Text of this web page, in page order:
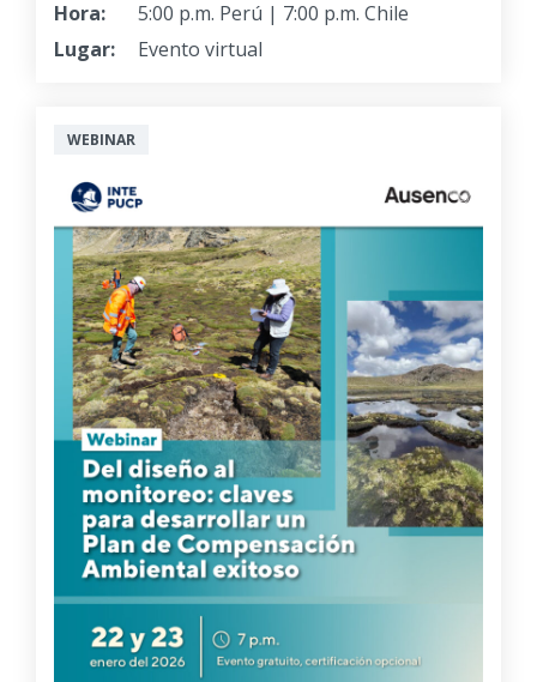
Hora:
5:00 p.m. Perú | 7:00 p.m. Chile
Lugar:
Evento virtual
WEBINAR